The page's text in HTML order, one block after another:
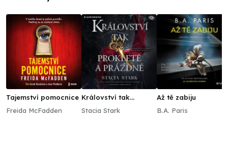
Tajemství pomocnice
Freida McFadden
Království tak
Stacia Stark
Až tě zabiju
B.A. Paris